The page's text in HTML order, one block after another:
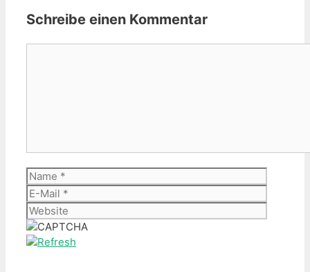
Schreibe einen Kommentar
Name
Mail